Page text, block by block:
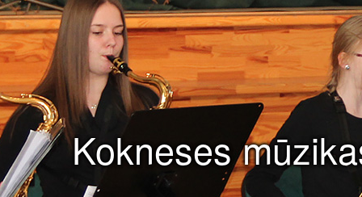
Kokneses